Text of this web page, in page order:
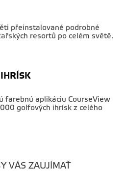
přeinstalované podrobné
resortů po celém světě.
farebnú aplikáciu CourseView
golfových ihrísk z celého
VÁS ZAUJÍMAŤ